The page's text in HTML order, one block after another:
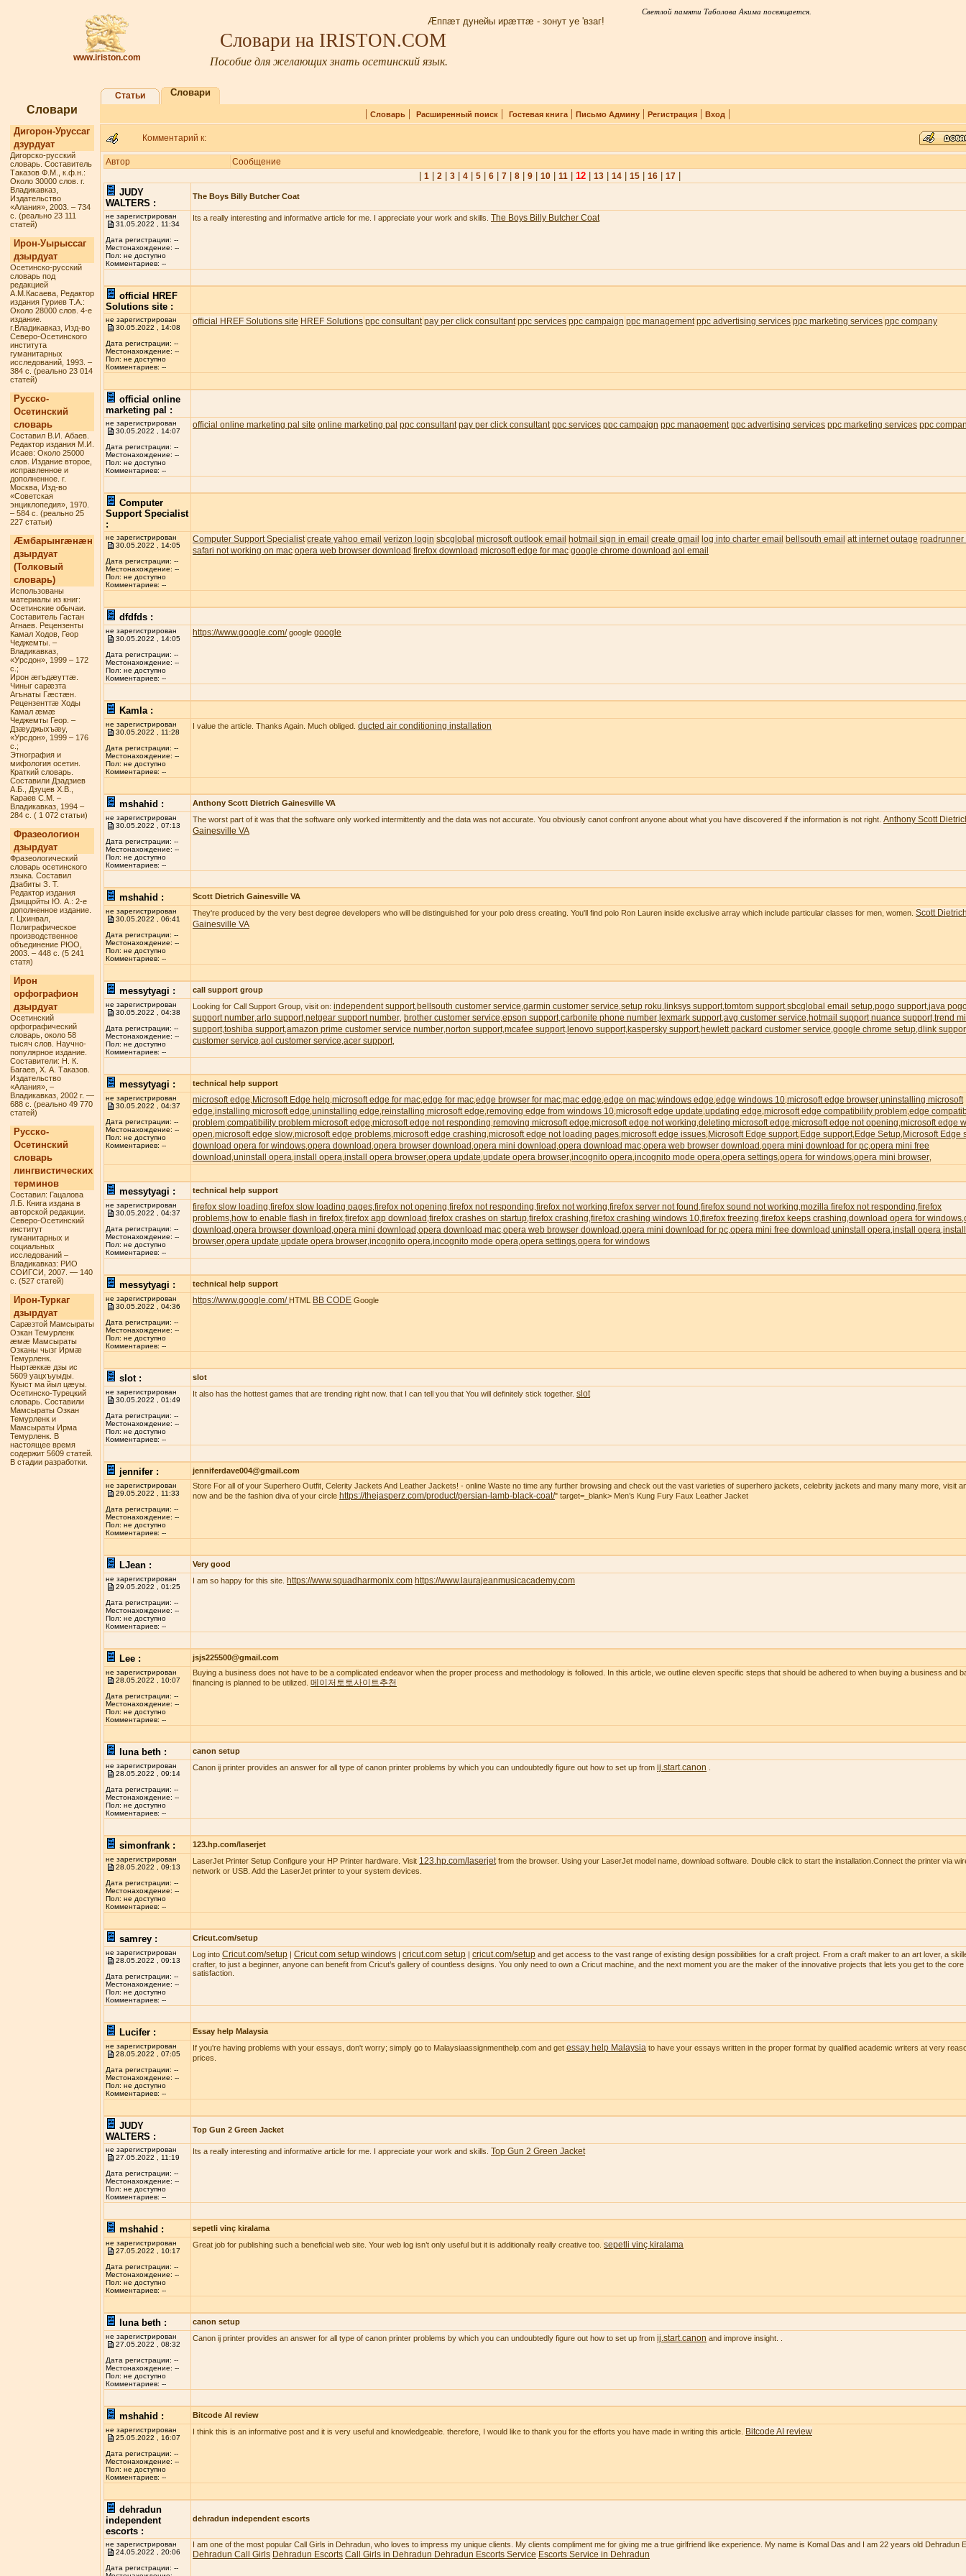
www.iriston.com
Светлой памяти Таболова Акима посвящается.
Æппæт дунейы ирæттæ - зонут уе 'взаг!
Словари на IRISTON.COM
Пособие для желающих знать осетинский язык.
Словари
Дигорон-Уруссаг
дзурдуат
Дигорско-русский
словарь. Составитель
Таказов Ф.М., к.ф.н.:
Около 30000 слов. г.
Владикавказ,
Издательство
«Алания», 2003. – 734
с. (реально 23 111
статей)
Ирон-Уырыссаг
дзырдуат
Осетинско-русский
словарь под
редакцией
А.М.Касаева, Редактор
издания Гуриев Т.А.:
Около 28000 слов. 4-е
издание.
г.Владикавказ, Изд-во
Северо-Осетинского
института
гуманитарных
исследований, 1993. –
384 с. (реально 23 014
статей)
Русско-
Осетинский
словарь
Составил В.И. Абаев.
Редактор издания М.И.
Исаев: Около 25000
слов. Издание второе,
исправленное и
дополненное. г.
Москва, Изд-во
«Советская
энциклопедия», 1970.
– 584 с. (реально 25
227 статьи)
Æмбарынгæнæн
дзырдуат
(Толковый
словарь)
Использованы
материалы из книг:
Осетинские обычаи.
Составитель Гастан
Агнаев. Рецензенты
Камал Ходов, Геор
Чеджемты. –
Владикавказ,
«Урсдон», 1999 – 172
с.;
Ирон æгъдæуттæ.
Чиныг сарæзта
Агънаты Гæстæн.
Рецензенттæ Ходы
Камал æмæ
Чеджемты Геор. –
Дзæуджыхъæу,
«Урсдон», 1999 – 176
с.;
Этнография и
мифология осетин.
Краткий словарь.
Составили Дзадзиев
А.Б., Дзуцев Х.В.,
Караев С.М. –
Владикавказ, 1994 –
284 с. ( 1 072 статьи)
Фразеологион
дзырдуат
Фразеологический
словарь осетинского
языка. Составил
Дзабиты З. Т.
Редактор издания
Дзиццойты Ю. А.: 2-е
дополненное издание.
г. Цхинвал,
Полиграфическое
производственное
объединение РЮО,
2003. – 448 с. (5 241
статя)
Ирон
орфографион
дзырдуат
Осетинский
орфографический
словарь, около 58
тысяч слов. Научно-
популярное издание.
Составители: Н. К.
Багаев, Х. А. Таказов.
Издательство
«Алания», –
Владикавказ, 2002 г. —
688 с. (реально 49 770
статей)
Русско-
Осетинский
словарь
лингвистических
терминов
Составил: Гацалова
Л.Б. Книга издана в
авторской редакции.
Северо-Осетинский
институт
гуманитарных и
социальных
исследований –
Владикавказ: РИО
СОИГСИ, 2007. — 140
с. (527 статей)
Ирон-Туркаг
дзырдуат
Сарæзтой Мамсыраты
Озкан Темурленк
æмæ Мамсыраты
Озканы чызг Ирмæ
Темурленк.
Ныртæккæ дзы ис
5609 уацхъуыды.
Куыст ма йыл цæуы.
Осетинско-Турецкий
словарь. Составили
Мамсыраты Озкан
Темурленк и
Мамсыраты Ирма
Темурленк. В
настоящее время
содержит 5609 статей.
В стадии разработки.
Статьи Словари
| Словарь | Расширенный поиск | Гостевая книга | Письмо Админу | Регистрация | Вход |
Комментарий к:
Автор Сообщение
1 2 3 4 5 6 7 8 9 10 11 12 13 14 15 16 17
JUDY
WALTERS :
The Boys Billy Butcher Coat
не зарегистрирован
31.05.2022 , 11:34
Дата регистрации: --
Местонахождение: --
Пол: не доступно
Комментариев: --
Its a really interesting and informative article for me. I appreciate your work and skills. The Boys Billy Butcher Coat
official HREF
Solutions site :
не зарегистрирован
30.05.2022 , 14:08
Дата регистрации: --
Местонахождение: --
Пол: не доступно
Комментариев: --
official HREF Solutions site HREF Solutions ppc consultant pay per click consultant ppc services ppc campaign ppc management ppc advertising services ppc marketing services ppc company
official online
marketing pal :
не зарегистрирован
30.05.2022 , 14:07
Дата регистрации: --
Местонахождение: --
Пол: не доступно
Комментариев: --
official online marketing pal site online marketing pal ppc consultant pay per click consultant ppc services ppc campaign ppc management ppc advertising services ppc marketing services ppc
Computer
Support Specialist
:
не зарегистрирован
30.05.2022 , 14:05
Дата регистрации: --
Местонахождение: --
Пол: не доступно
Комментариев: --
Computer Support Specialist create yahoo email verizon login sbcglobal microsoft outlook email hotmail sign in email create gmail log into charter email bellsouth email att internet outage roadrunner
safari not working on mac opera web browser download firefox download microsoft edge for mac google chrome download aol email
dfdfds :
не зарегистрирован
30.05.2022 , 14:05
Дата регистрации: --
Местонахождение: --
Пол: не доступно
Комментариев: --
https://www.google.com/google google
Kamla :
не зарегистрирован
30.05.2022 , 11:28
Дата регистрации: --
Местонахождение: --
Пол: не доступно
Комментариев: --
I value the article. Thanks Again. Much obliged. ducted air conditioning installation
mshahid : Anthony Scott Dietrich Gainesville VA
не зарегистрирован
30.05.2022 , 07:13
Дата регистрации: --
Местонахождение: --
Пол: не доступно
Комментариев: --
The worst part of it was that the software only worked intermittently and the data was not accurate. You obviously canot confront anyone about what you have discovered if the information is not right. Anthony Scott
Gainesville VA
mshahid : Scott Dietrich Gainesville VA
не зарегистрирован
30.05.2022 , 06:41
Дата регистрации: --
Местонахождение: --
Пол: не доступно
Комментариев: --
They're produced by the very best degree developers who will be distinguished for your polo dress creating. You'll find polo Ron Lauren inside exclusive array which include particular classes for men, women. Scott
Gainesville VA
messytyagi : call support group
не зарегистрирован
30.05.2022 , 04:38
Дата регистрации: --
Местонахождение: --
Пол: не доступно
Комментариев: --
Looking for Call Support Group, visit on: independent support, bellsouth customer service garmin customer service setup roku linksys support,tomtom support,sbcglobal email setup pogo support,java
support number arlo support,netgear support number brother customer service epson support,carbonite phone number lexmark support,avg customer service hotmail support,nuance support,trend
support,toshiba support,amazon prime customer service number norton support,mcafee support, lenovo support, kaspersky support, hewlett packard customer service google chrome setup dlink
customer service aol customer service acer support,
messytyagi : technical help support
не зарегистрирован
30.05.2022 , 04:37
Дата регистрации: --
Местонахождение: --
Пол: не доступно
Комментариев: --
microsoft edge Microsoft Edge help microsoft edge for mac edge for mac edge browser for mac mac edge edge on mac windows edge edge windows 10 microsoft edge browser uninstalling microsoft
edge installing microsoft edge uninstalling edge reinstalling microsoft edge removing edge from windows 10 microsoft edge update updating edge microsoft edge compatibility problem edge
problem compatibility problem microsoft edge microsoft edge not responding removing microsoft edge microsoft edge not working deleting microsoft edge microsoft edge not opening microsoft edge
open microsoft edge slow microsoft edge problems microsoft edge crashing microsoft edge not loading pages microsoft edge issues Microsoft Edge support Edge support Edge Setup Microsoft Edge
download opera for windows opera download opera browser download opera mini download opera download mac opera web browser download opera mini download for pc opera mini free
download uninstall opera install opera install opera browser opera update update opera browser incognito opera incognito mode opera opera settings opera for windows opera mini browser
messytyagi : technical help support
не зарегистрирован
30.05.2022 , 04:37
Дата регистрации: --
Местонахождение: --
Пол: не доступно
Комментариев: --
firefox slow loading firefox slow loading pages firefox not opening firefox not responding firefox not working firefox server not found firefox sound not working mozilla firefox not responding firefox
problems how to enable flash in firefox firefox app download firefox crashes on startup firefox crashing firefox crashing windows 10 firefox freezing firefox keeps crashing download opera for windows
download opera browser download opera mini download opera download mac opera web browser download opera mini download for pc opera mini free download uninstall opera install opera
browser opera update update opera browser incognito opera incognito mode opera opera settings opera for windows
messytyagi : technical help support
не зарегистрирован
30.05.2022 , 04:36
Дата регистрации: --
Местонахождение: --
Пол: не доступно
Комментариев: --
https://www.google.com/ HTML BB CODE Google
slot : slot
не зарегистрирован
30.05.2022 , 01:49
Дата регистрации: --
Местонахождение: --
Пол: не доступно
Комментариев: --
It also has the hottest games that are trending right now. that I can tell you that You will definitely stick together. slot
jennifer : jenniferdave004@gmail.com
не зарегистрирован
29.05.2022 , 11:33
Дата регистрации: --
Местонахождение: --
Пол: не доступно
Комментариев: --
Store For all of your Superhero Outfit, Celerity Jackets And Leather Jackets! - online Waste no time any further browsing and check out the vast varieties of superhero jackets, celebrity jackets and many many more, visit
now and be the fashion diva of your circle https://thejasperz.com/product/persian-lamb-black-coat/" target=_blank> Men’s Kung Fury Faux Leather Jacket
LJean : Very good
не зарегистрирован
29.05.2022 , 01:25
Дата регистрации: --
Местонахождение: --
Пол: не доступно
Комментариев: --
I am so happy for this site. https://www.squadharmonix.com https://www.laurajeanmusicacademy.com
Lee : jsjs225500@gmail.com
не зарегистрирован
28.05.2022 , 10:07
Дата регистрации: --
Местонахождение: --
Пол: не доступно
Комментариев: --
Buying a business does not have to be a complicated endeavor when the proper process and methodology is followed. In this article, we outline eleven specific steps that should be adhered to when buying a business and
financing is planned to be utilized. 메이저토토사이트추천
luna beth : canon setup
не зарегистрирован
28.05.2022 , 09:14
Дата регистрации: --
Местонахождение: --
Пол: не доступно
Комментариев: --
Canon ij printer provides an answer for all type of canon printer problems by which you can undoubtedly figure out how to set up from ij.start.canon
simonfrank : 123.hp.com/laserjet
не зарегистрирован
28.05.2022 , 09:13
Дата регистрации: --
Местонахождение: --
Пол: не доступно
Комментариев: --
LaserJet Printer Setup Configure your HP Printer hardware. Visit 123.hp.com/laserjet from the browser. Using your LaserJet model name, download software. Double click to start the installation.Connect the printer via
network or USB. Add the LaserJet printer to your system devices.
samrey : Cricut.com/setup
не зарегистрирован
28.05.2022 , 09:13
Дата регистрации: --
Местонахождение: --
Пол: не доступно
Комментариев: --
Log into Cricut.com/setup | Cricut com setup windows | cricut.com setup | cricut.com/setup and get access to the vast range of existing design possibilities for a craft project. From a craft maker to an art lover, a
crafter, to just a beginner, anyone can benefit from Cricut’s gallery of countless designs. You only need to own a Cricut machine, and the next moment you are the maker of the innovative projects that lets you get to the core
satisfaction.
Lucifer : Essay help Malaysia
не зарегистрирован
28.05.2022 , 07:05
Дата регистрации: --
Местонахождение: --
Пол: не доступно
Комментариев: --
If you're having problems with your essays, don't worry; simply go to Malaysiaassignmenthelp.com and get essay help Malaysia to have your essays written in the proper format by qualified academic writers at very
prices.
JUDY
WALTERS :
Top Gun 2 Green Jacket
не зарегистрирован
27.05.2022 , 11:19
Дата регистрации: --
Местонахождение: --
Пол: не доступно
Комментариев: --
Its a really interesting and informative article for me. I appreciate your work and skills. Top Gun 2 Green Jacket
mshahid : sepetli vinç kiralama
не зарегистрирован
27.05.2022 , 10:17
Дата регистрации: --
Местонахождение: --
Пол: не доступно
Комментариев: --
Great job for publishing such a beneficial web site. Your web log isn’t only useful but it is additionally really creative too. sepetli vinç kiralama
luna beth : canon setup
не зарегистрирован
27.05.2022 , 08:32
Дата регистрации: --
Местонахождение: --
Пол: не доступно
Комментариев: --
Canon ij printer provides an answer for all type of canon printer problems by which you can undoubtedly figure out how to set up from ij.start.canon and improve insight. .
mshahid : Bitcode AI review
не зарегистрирован
25.05.2022 , 16:07
Дата регистрации: --
Местонахождение: --
Пол: не доступно
Комментариев: --
I think this is an informative post and it is very useful and knowledgeable. therefore, I would like to thank you for the efforts you have made in writing this article. Bitcode AI review
dehradun
independent
escorts :
dehradun independent escorts
не зарегистрирован
24.05.2022 , 20:06
Дата регистрации: --
I am one of the most popular Call Girls in Dehradun, who loves to impress my unique clients. My clients compliment me for giving me a true girlfriend like experience. My name is Komal Das and I am 22 years old Dehradun
Dehradun Call Girls Dehradun Escorts Call Girls in Dehradun Dehradun Escorts Service Escorts Service in Dehradun